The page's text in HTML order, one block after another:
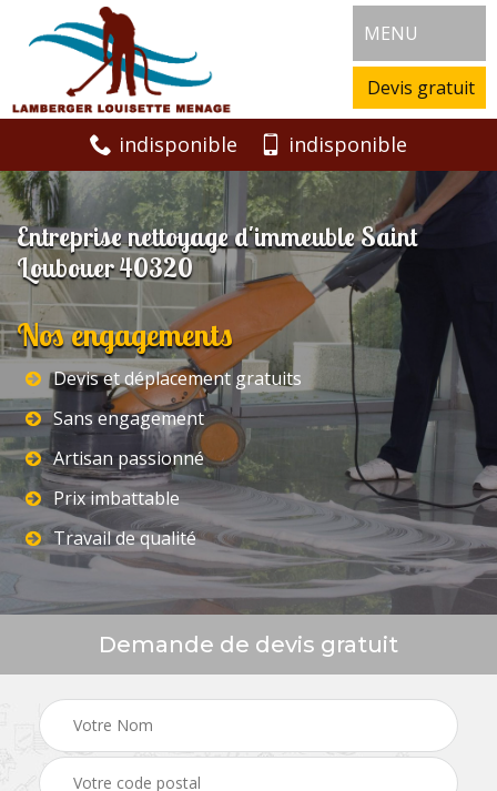
MENU
Devis gratuit
indisponible indisponible
Entreprise nettoyage d'immeuble Saint
Loubouer 40320
Nos engagements
Devis et déplacement gratuits
Sans engagement
Artisan passionné
Prix imbattable
Travail de qualité
Demande de devis gratuit